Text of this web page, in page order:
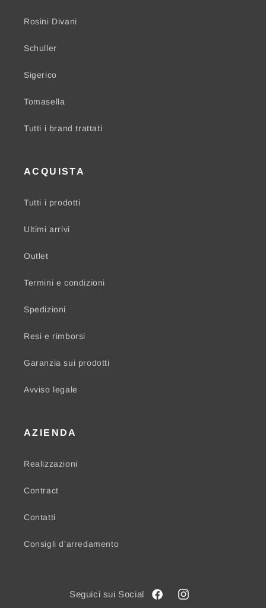
Rosini Divani
Schuller
Sigerico
Tomasella
Tutti i brand trattati
ACQUISTA
Tutti i prodotti
Ultimi arrivi
Outlet
Termini e condizioni
Spedizioni
Resi e rimborsi
Garanzia sui prodotti
Avviso legale
AZIENDA
Realizzazioni
Contract
Contatti
Consigli d'arredamento
FacebookInstagram